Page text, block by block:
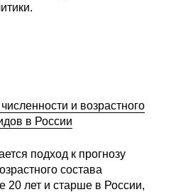
и возрастного
в России
подход к прогнозу
состава
20 лет и старше в России,